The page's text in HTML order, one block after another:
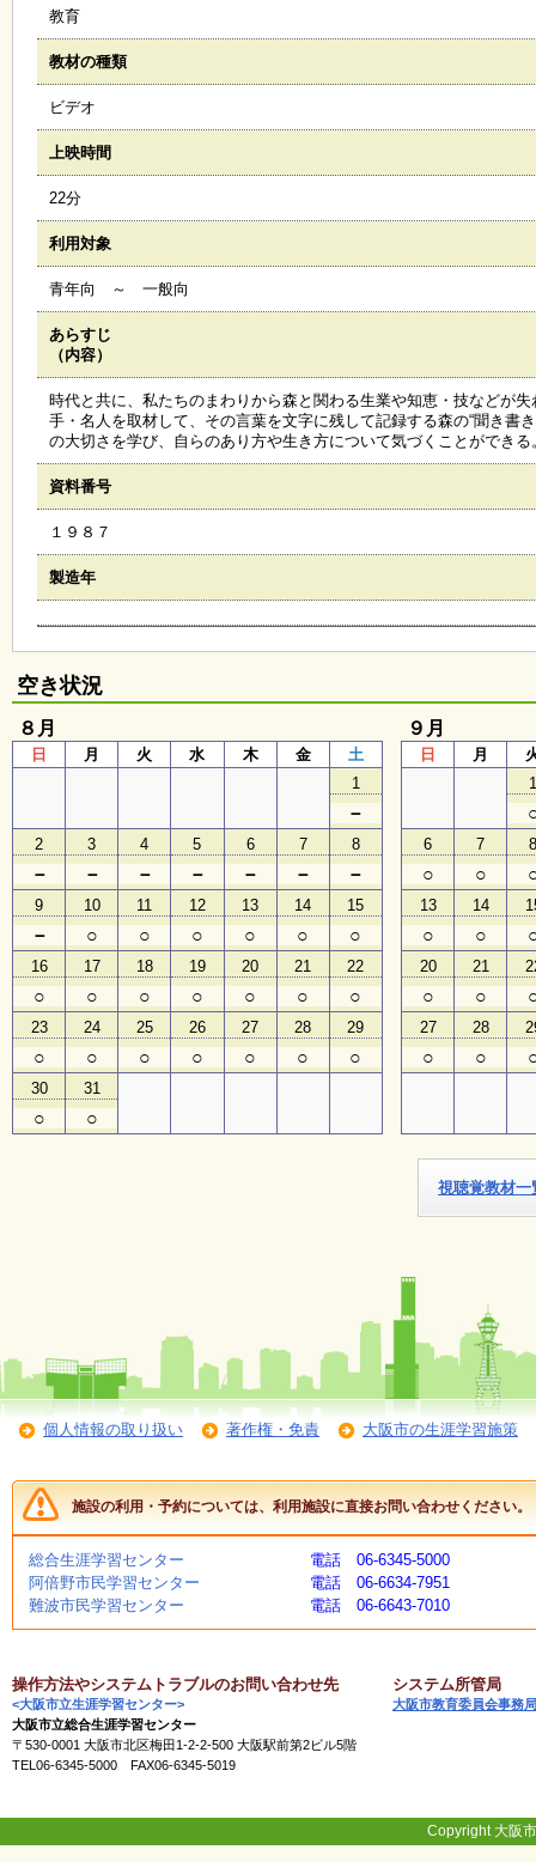
覧
会
ギ
リ
ラ
ン
ガ
い
ち
ょ
う
並
木
子
ど
も
向
け
イ
ベ
ン
ト
ガ
イ
ド
ご
質
講
師
・
イ
ン
ス
ク
タ
ー
（
教育
教材の種類
ビデオ
上映時間
22分
利用対象
青年向 ～ 一般向
あらすじ
（内容）
時代と共に、私たちのまわりから森と関わる生業や知恵・技などが
手・名人を取材して、その言葉を文字に残して記録する森の“聞き書
の大切さを学び、自らのあり方や生き方について気づくことができる
資料番号
１９８７
製造年
空き状況
８月
日 月 火 水 木 金
土
1
－
2
－
3
－
4
－
5
－
6
－
7
－
8
－
9
－
10
○
11
○
12
○
13
○
14
○
15
○
16
○
17
○
18
○
19
○
20
○
21
○
22
○
23
○
24
○
25
○
26
○
27
○
28
○
29
○
30
○
31
○
９月
日 月
6
○
7
○
13
○
14
○
20
○
21
○
27
○
28
○
視聴覚教材一
個人情報の取り扱い 著作権・免責 大阪市の生涯学習施策
施設の利用・予約については、利用施設に直接お問い合わせください。
総合生涯学習センター
電話 06-6345-5000
阿倍野市民学習センター
電話 06-6634-7951
難波市民学習センター
電話 06-6643-7010
操作方法やシステムトラブルのお問い合わせ先
<大阪市立生涯学習センター>
大阪市立総合生涯学習センター
〒530-0001 大阪市北区梅田1-2-2-500 大阪駅前第2ビル5階
TEL06-6345-5000 FAX06-6345-5019
システム所管局
大阪市教育委員会事務局
Copyright 大阪